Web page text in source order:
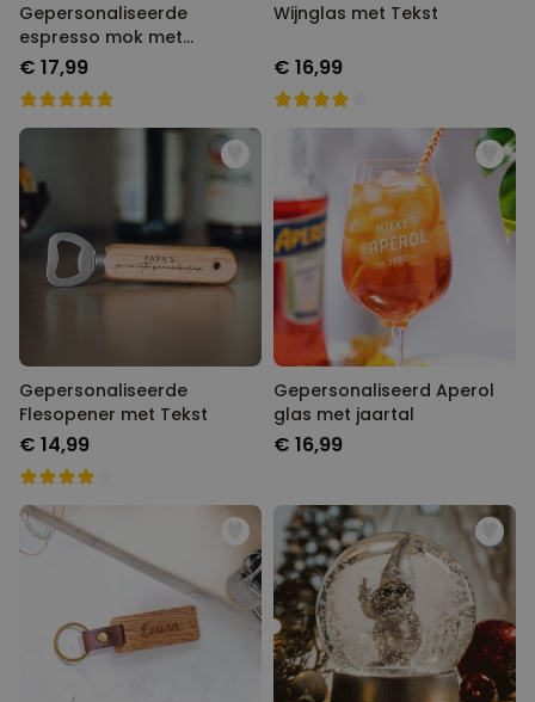
Gepersonaliseerde
espresso mok met
monogram
€ 17,99
Wijnglas met Tekst
€ 16,99
Gepersonaliseerde
Flesopener met Tekst
€ 14,99
Gepersonaliseerd Aperol
glas met jaartal
€ 16,99